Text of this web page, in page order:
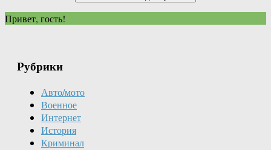
Привет, гость!
Рубрики
Авто/мото
Военное
Интернет
История
Криминал